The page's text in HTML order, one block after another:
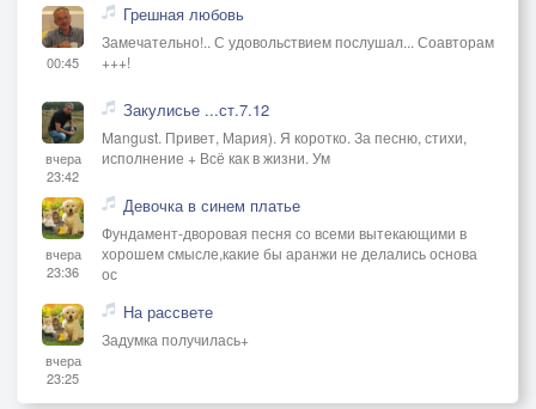
00:45
Грешная любовь
Замечательно!.. С удовольствием послушал... Соавторам
+++!
вчера
23:42
Закулисье ...ст.7.12
Mangust. Привет, Мария). Я коротко. За песню, стихи,
исполнение + Всё как в жизни. Ум
вчера
23:36
Девочка в синем платье
Фундамент-дворовая песня со всеми вытекающими в
хорошем смысле,какие бы аранжи не делались основа
ос
вчера
23:25
На рассвете
Задумка получилась+